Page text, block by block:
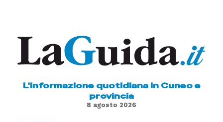
L'informazione quotidiana in Cuneo e
provincia
8 agosto 2026